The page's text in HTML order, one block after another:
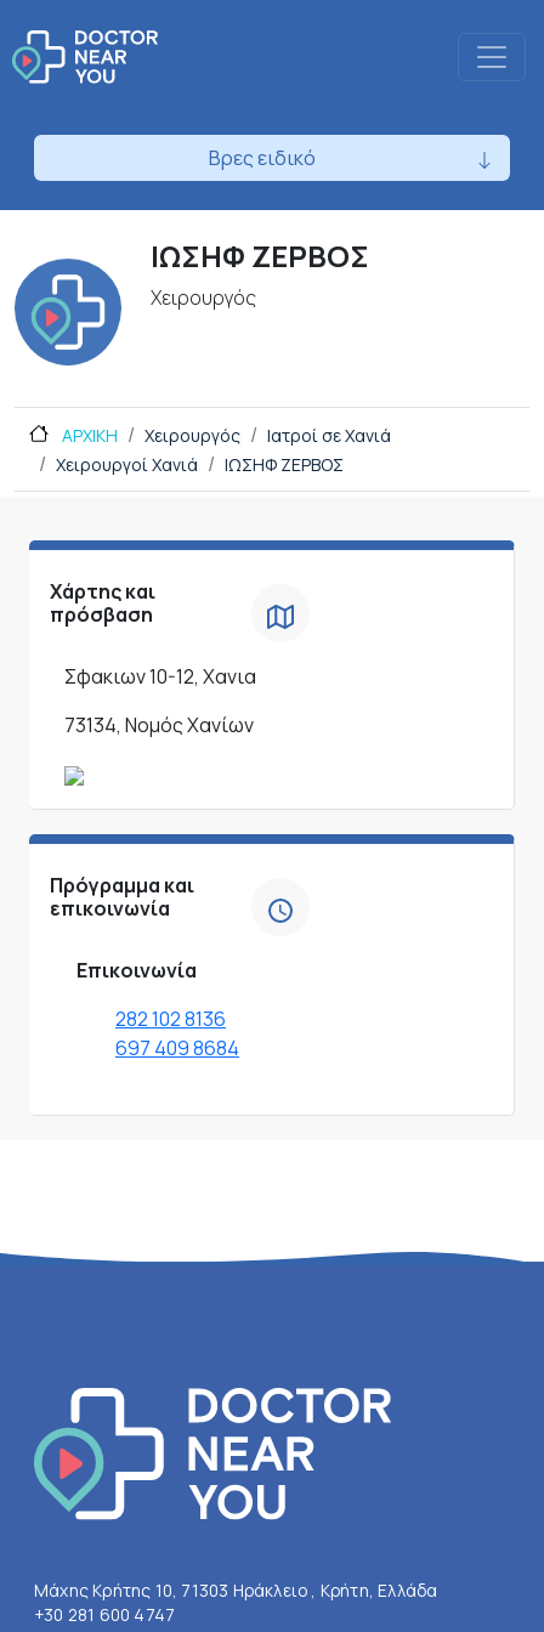
Βρες ειδικό
ΙΩΣΗΦ ΖΕΡΒΟΣ
Χειρουργός
ΑΡΧΙΚΗ Χειρουργός
Ιατροί σε Χανιά
Χειρουργοί Χανιά
ΙΩΣΗΦ ΖΕΡΒΟΣ
Χάρτης και
πρόσβαση
Σφακιων 10-12, Χανια
73134, Νομός Χανίων
Πρόγραμμα και
επικοινωνία
Επικοινωνία
282 102 8136
697 409 8684
Μάχης Κρήτης 10, 71303 Ηράκλειο , Κρήτη, Ελλάδα
+30 281 600 4747